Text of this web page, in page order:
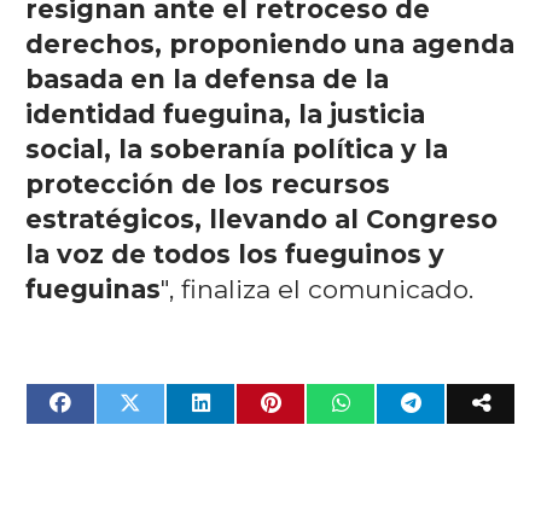
resignan ante el retroceso de
derechos, proponiendo una agenda
basada en la defensa de la
identidad fueguina, la justicia
social, la soberanía política y la
protección de los recursos
estratégicos, llevando al Congreso
la voz de todos los fueguinos y
fueguinas", finaliza el comunicado.